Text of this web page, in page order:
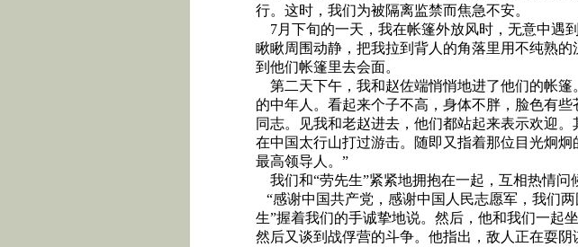
行。这时，我们为被隔离监禁而焦急不安。
7月下旬的一天，我在帐篷外放风时，无意中遇
瞅瞅周围动静，把我拉到背人的角落里用不纯熟
到他们帐篷里去会面。
第二天下午，我和赵佐端悄悄地进了他们的帐
的中年人。看起来个子不高，身体不胖，脸色有
同志。见我和老赵进去，他们都站起来表示欢迎
在中国太行山打过游击。随即又指着那位目光炯
最高领导人。”
我们和“劳先生”紧紧地拥抱在一起，互相热情问
“感谢中国共产党，感谢中国人民志愿军，我们
生”握着我们的手诚挚地说。然后，他和我们一起
然后又谈到战俘营的斗争。他指出，敌人正在耍